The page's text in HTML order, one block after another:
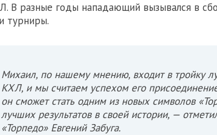
В разные годы нападающий вызывался в
турниры.
Михаил, по нашему мнению, входит в тройку
КХЛ, и мы считаем успехом его
он сможет стать одним из новых символов
лучших результатов в своей истории, —
«Торпедо» Евгений Забуга.